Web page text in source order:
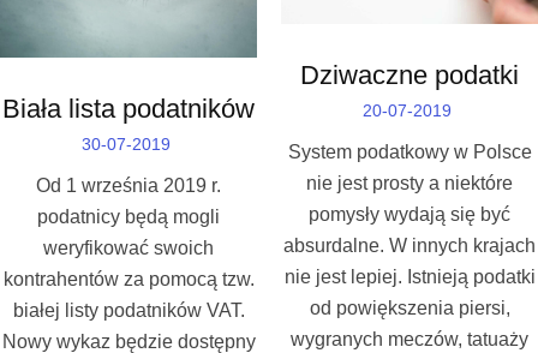
Biała lista podatników
30-07-2019
Od 1 września 2019 r.
podatnicy będą mogli
weryfikować swoich
kontrahentów za pomocą tzw.
białej listy podatników VAT.
Nowy wykaz będzie dostępny
Dziwaczne podatki
20-07-2019
System podatkowy w Polsce
nie jest prosty a niektóre
pomysły wydają się być
absurdalne. W innych krajach
nie jest lepiej. Istnieją podatki
od powiększenia piersi,
wygranych meczów, tatuaży